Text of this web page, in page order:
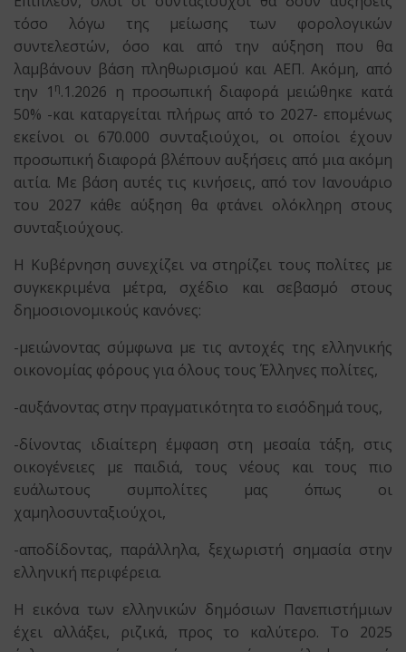
τόσο λόγω της μείωσης των φορολογικών
συντελεστών, όσο και από την αύξηση που θα
λαμβάνουν βάση πληθωρισμού και ΑΕΠ. Ακόμη, από
την 1 η.1.2026 η προσωπική διαφορά μειώθηκε κατά
50% -και καταργείται πλήρως από το 2027- επομένως
εκείνοι οι 670.000 συνταξιούχοι, οι οποίοι έχουν
προσωπική διαφορά βλέπουν αυξήσεις από μια ακόμη
αιτία. Με βάση αυτές τις κινήσεις, από τον Ιανουάριο
του 2027 κάθε αύξηση θα φτάνει ολόκληρη στους
συνταξιούχους.
Η Κυβέρνηση συνεχίζει να στηρίζει τους πολίτες με
συγκεκριμένα μέτρα, σχέδιο και σεβασμό στους
δημοσιονομικούς κανόνες:
-μειώνοντας σύμφωνα με τις αντοχές της ελληνικής
οικονομίας φόρους για όλους τους Έλληνες πολίτες,
-αυξάνοντας στην πραγματικότητα το εισόδημά τους,
-δίνοντας ιδιαίτερη έμφαση στη μεσαία τάξη, στις
οικογένειες με παιδιά, τους νέους και τους πιο
ευάλωτους συμπολίτες μας όπως οι
χαμηλοσυνταξιούχοι,
-αποδίδοντας, παράλληλα, ξεχωριστή σημασία στην
ελληνική περιφέρεια.
Η εικόνα των ελληνικών δημόσιων Πανεπιστήμιων
έχει αλλάξει, ριζικά, προς το καλύτερο. Το 2025